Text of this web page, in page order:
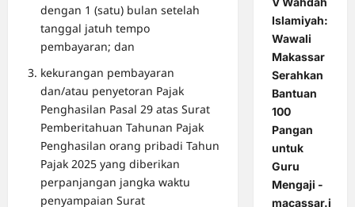
dengan 1 (satu) bulan setelah
tanggal jatuh tempo
pembayaran; dan
kekurangan pembayaran
dan/atau penyetoran Pajak
Penghasilan Pasal 29 atas Surat
Pemberitahuan Tahunan Pajak
Penghasilan orang pribadi Tahun
Pajak 2025 yang diberikan
perpanjangan jangka waktu
penyampaian Surat
Islamiyah:
Wawali
Makassar
Serahkan
Bantuan
100
Pangan
untuk
Guru
Mengaji -
macassar.id